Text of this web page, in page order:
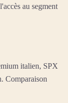
au segment
italien, SPX
Comparaison